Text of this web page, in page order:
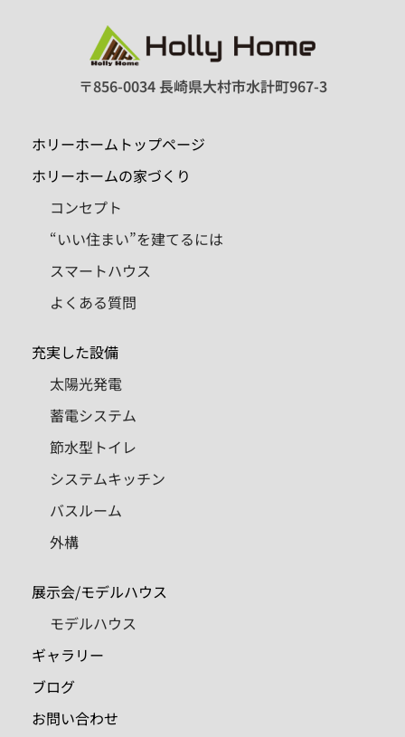
〒856-0034 長崎県大村市水計町967-3
ホリーホームトップページ
ホリーホームの家づくり
コンセプト
“いい住まい”を建てるには
スマートハウス
よくある質問
充実した設備
太陽光発電
蓄電システム
節水型トイレ
システムキッチン
バスルーム
外構
展示会/モデルハウス
モデルハウス
ギャラリー
ブログ
お問い合わせ